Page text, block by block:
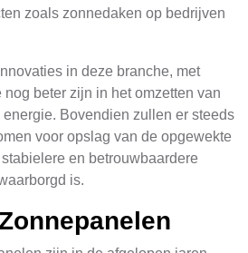
zoals zonnedaken op bedrijven
in deze branche, met
beter zijn in het omzetten van
Bovendien zullen er steeds
voor opslag van de opgewekte
en betrouwbaardere
is.